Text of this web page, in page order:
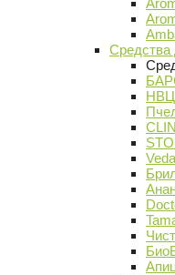
Средства
НВЦ
Veda